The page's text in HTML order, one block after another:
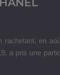
rachetant, en
a pris une